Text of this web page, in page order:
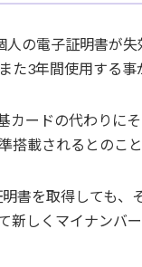
の電子証明書が
た3年間使用する事
カードの代わりに
搭載されるとのこと
書を取得しても、
新しくマイナンバ